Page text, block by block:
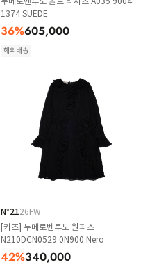
1374 SUEDE
36%605,000
해외배송
N°2126FW
[키즈] 누메로벤투노 원피스
N210DCN0529 0N900 Nero
42%340,000